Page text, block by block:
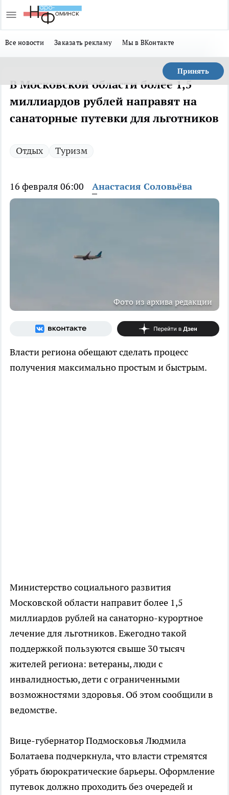
Все новости Заказать рекламу Мы в ВКонтакте
Принять
В Московской области более 1,5
миллиардов рублей направят на
санаторные путевки для льготников
Отдых Туризм
16 февраля 06:00 Анастасия Соловьёва
Фото из архива редакции
Власти региона обещают сделать процесс
получения максимально простым и быстрым.
Министерство социального развития
Московской области направит более 1,5
миллиардов рублей на санаторно-курортное
лечение для льготников. Ежегодно такой
поддержкой пользуются свыше 30 тысяч
жителей региона: ветераны, люди с
инвалидностью, дети с ограниченными
возможностями здоровья. Об этом сообщили в
ведомстве.
Вице-губернатор Подмосковья Людмила
Болатаева подчеркнула, что власти стремятся
убрать бюрократические барьеры. Оформление
путевок должно проходить без очередей и